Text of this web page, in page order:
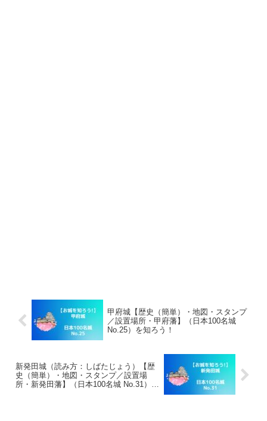
甲府城【歴史（簡単）・地図・スタンプ
／設置場所・甲府藩】（日本100名城
No.25）を知ろう！
新発田城（読み方：しばたじょう）【歴
史（簡単）・地図・スタンプ／設置場
所・新発田藩】（日本100名城 No.31）を